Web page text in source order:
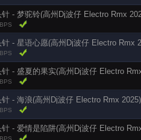
针 - 梦驼铃(高州Dj波仔 Electro Rmx
针 - 星语心愿(高州Dj波仔 Electro Rmx
针 - 盛夏的果实(高州Dj波仔 Electro
针 - 海浪(高州Dj波仔 Electro Rmx 2025)
针 - 爱情是陷阱(高州Dj波仔 Electro